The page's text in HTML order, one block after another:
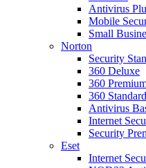
Antivirus
Mobile
Small
Norton
Security
360 Deluxe
360
360 Standard
Antivirus
Internet
Security
Eset
Internet